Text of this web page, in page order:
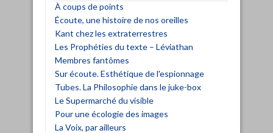
À coups de points
Écoute, une histoire de nos oreilles
Kant chez les extraterrestres
Les Prophéties du texte – Léviathan
Membres fantômes
Sur écoute. Esthétique de l'espionnage
Tubes. La Philosophie dans le juke-box
Le Supermarché du visible
Pour une écologie des images
La Voix, par ailleurs